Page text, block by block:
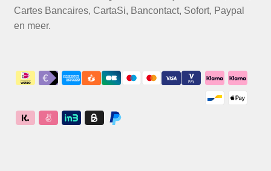
Cartes Bancaires, CartaSi, Bancontact, Sofort, Paypal
en meer.